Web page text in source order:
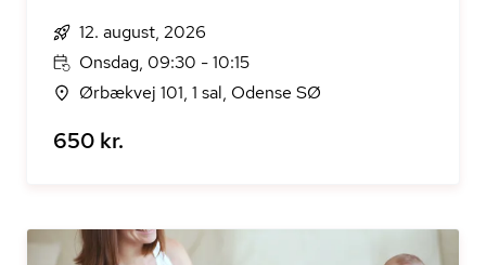
12. august, 2026
Onsdag, 09:30 - 10:15
Ørbækvej 101, 1 sal, Odense SØ
650 kr.